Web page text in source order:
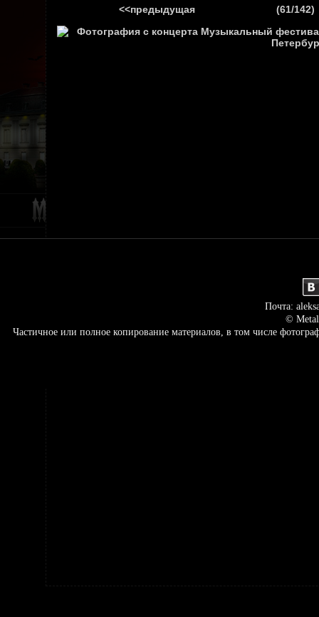
<<предыдущая (61/142)
Почта:
©
Частичное или полное копирование материалов, в том числе